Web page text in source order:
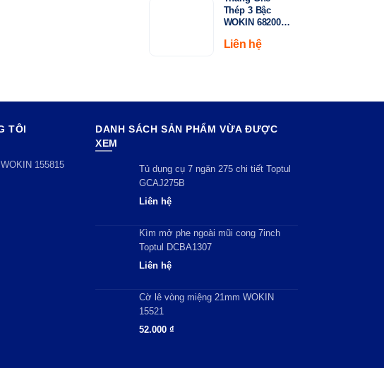
Thép 3 Bậc
WOKIN 682003
150kg
Liên hệ
TÔI
DANH SÁCH SẢN PHẨM VỪA ĐƯỢC
XEM
Tủ dụng cụ 7 ngăn 275 chi tiết Toptul
GCAJ275B
Liên hệ
Kìm mở phe ngoài mũi cong 7inch
Toptul DCBA1307
Liên hệ
Cờ lê vòng miệng 21mm WOKIN
15521
52.000₫